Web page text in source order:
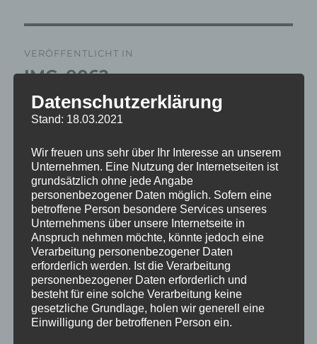
VERÖFFENTLICHT IN
IMG_9062
Datenschutzerklärung
Stand: 18.03.2021
Wir freuen uns sehr über Ihr Interesse an unserem
Unternehmen. Eine Nutzung der Internetseiten ist
grundsätzlich ohne jede Angabe
personenbezogener Daten möglich. Sofern eine
betroffene Person besondere Services unseres
Unternehmens über unsere Internetseite in
Anspruch nehmen möchte, könnte jedoch eine
Verarbeitung personenbezogener Daten
erforderlich werden. Ist die Verarbeitung
personenbezogener Daten erforderlich und
besteht für eine solche Verarbeitung keine
gesetzliche Grundlage, holen wir generell eine
Einwilligung der betroffenen Person ein.